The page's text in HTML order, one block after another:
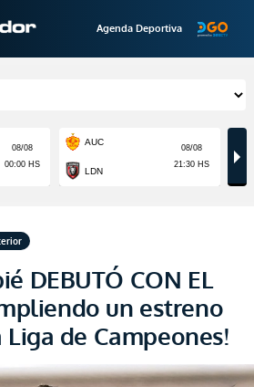
Agenda Deportiva
DEBUTÓ CON EL
un estreno
de Campeones!